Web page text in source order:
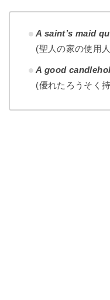
A saint’s maid
(聖人の家の使用
A good
(優れたろうそく